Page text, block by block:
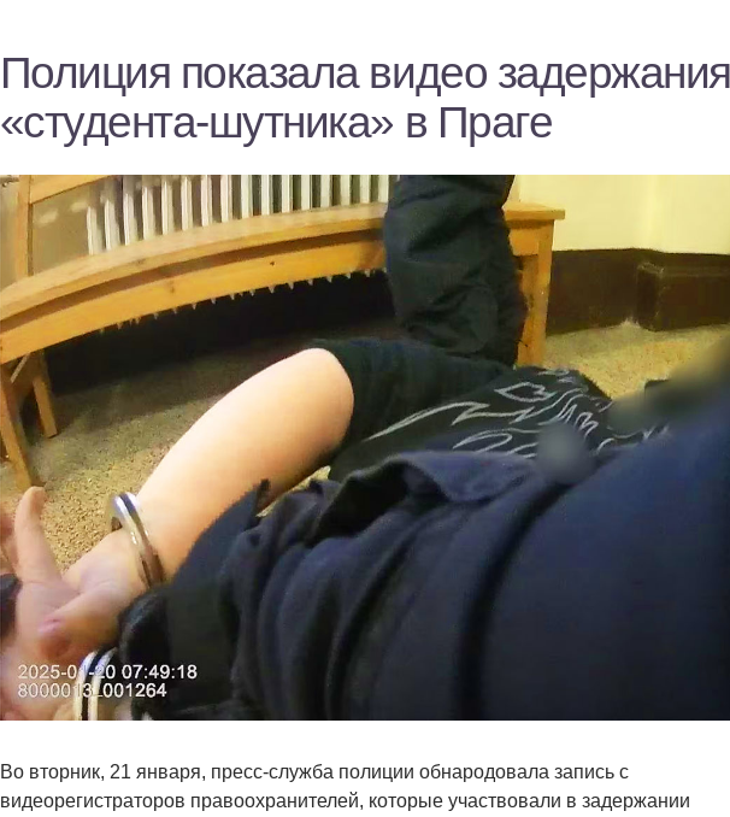
Полиция показала видео задержания
«студента-шутника» в Праге
Во вторник, 21 января, пресс-служба полиции обнародовала запись с
видеорегистраторов правоохранителей, которые участвовали в задержании